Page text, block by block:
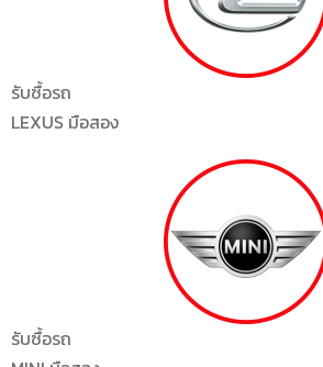
รับซื้อรถ
LEXUS มือสอง
รับซื้อรถ